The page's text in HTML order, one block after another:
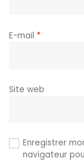
E-mail *
Site web
Enregistrer
navigateur